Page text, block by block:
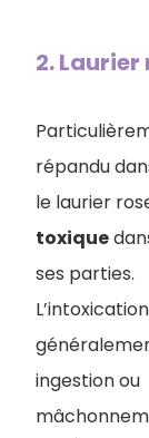
2. Laurier
répandu
le laurier
toxique
ses parties.
ingestion ou